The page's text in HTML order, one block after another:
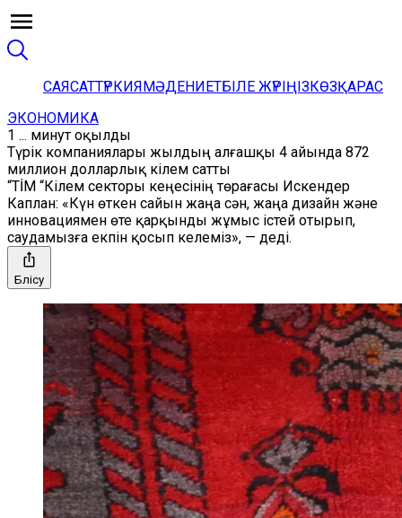
САЯСАТТҮРКИЯМӘДЕНИЕТБІЛЕ ЖҮРІҢІЗКӨЗҚАРАС
ЭКОНОМИКА
1 ... минут оқылды
Түрік компаниялары жылдың алғашқы 4 айында 872
миллион долларлық кілем сатты
“TİM “Кілем секторы кеңесінің төрағасы Искендер
Каплан: «Күн өткен сайын жаңа сән, жаңа дизайн және
инновациямен өте қарқынды жұмыс істей отырып,
саудамызға екпін қосып келеміз», — деді.
Бөлісу